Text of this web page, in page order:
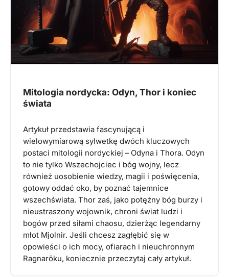
Mitologia nordycka: Odyn, Thor i koniec
świata
Artykuł przedstawia fascynującą i
wielowymiarową sylwetkę dwóch kluczowych
postaci mitologii nordyckiej – Odyna i Thora. Odyn
to nie tylko Wszechojciec i bóg wojny, lecz
również uosobienie wiedzy, magii i poświęcenia,
gotowy oddać oko, by poznać tajemnice
wszechświata. Thor zaś, jako potężny bóg burzy i
nieustraszony wojownik, chroni świat ludzi i
bogów przed siłami chaosu, dzierżąc legendarny
młot Mjolnir. Jeśli chcesz zagłębić się w
opowieści o ich mocy, ofiarach i nieuchronnym
Ragnaröku, koniecznie przeczytaj cały artykuł.